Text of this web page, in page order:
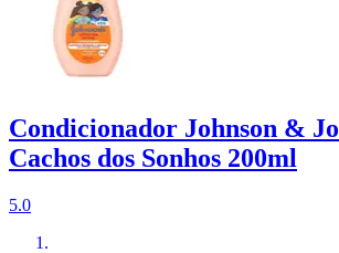
Condicionador Johnson &
Cachos dos Sonhos 200ml
5.0